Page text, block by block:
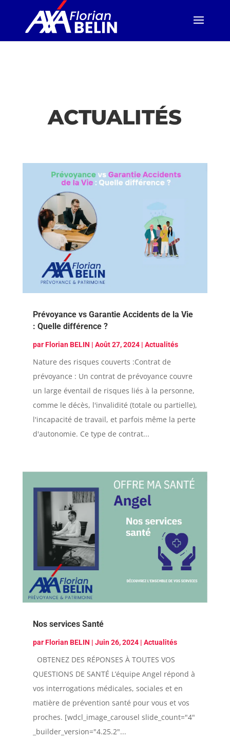
ACTUALITÉS
Prévoyance vs Garantie Accidents de la Vie
: Quelle différence ?
parFlorian BELIN | Août 27, 2024| Actualités
Nature des risques couverts :Contrat de
prévoyance : Un contrat de prévoyance couvre
un large éventail de risques liés à la personne,
comme le décès, l'invalidité (totale ou partielle),
l'incapacité de travail, et parfois même la perte
d'autonomie. Ce type de contrat...
Nos services Santé
parFlorian BELIN | Juin 26, 2024| Actualités
OBTENEZ DES RÉPONSES À TOUTES VOS
QUESTIONS DE SANTÉ L’équipe Angel répond à
vos interrogations médicales, sociales et en
matière de prévention santé pour vous et vos
proches. [wdcl_image_carousel slide_count="4"
_builder_version="4.25.2"...